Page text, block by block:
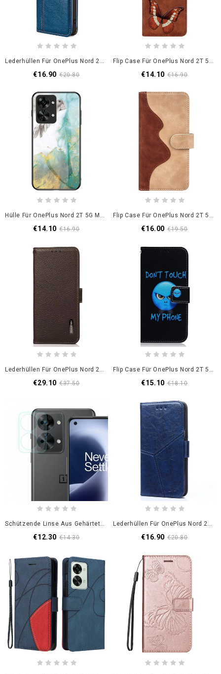
Lederhüllen Für OnePlus Nord 2T 5G Vintage-Stil
€16.90 €20.80
Flip Case Für OnePlus Nord 2T 5G Schmetterlingsmuster
€14.10 €16.90
Hülle Für OnePlus Nord 2T 5G Marmor-Gehärtetes Glas
€14.10 €16.90
Flip Case Für OnePlus Nord 2T 5G Grafisches Muster
€16.00 €19.50
Lederhüllen Für OnePlus Nord 2T 5G Lychee-Leder Khazneh Rfid
€29.10 €37.50
Flip Case Für OnePlus Nord 2T 5G Mit Kordel Emoji Don't Touch My Phone Lanyard
€15.10 €18.10
Schützende Linse Aus Gehärtetem Glas Für Oneplus Nord 2T 5G
€12.30 €14.30
Lederhüllen Für OnePlus Nord 2T 5G Freiliegende Nähte
€16.90 €20.80